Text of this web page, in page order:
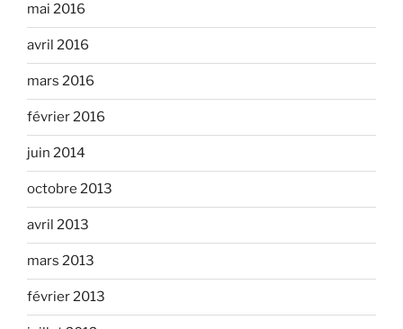
mai 2016
avril 2016
mars 2016
février 2016
juin 2014
octobre 2013
avril 2013
mars 2013
février 2013